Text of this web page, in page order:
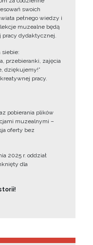
swoich
pełnego wiedzy i
muzealne będą
pracy dydaktycznej.
siebie:
przebieranki, zajęcia
dziękujemy!”
pracy.
pobierania plików
muzealnymi –
oferty bez
2025 r. oddział
dla